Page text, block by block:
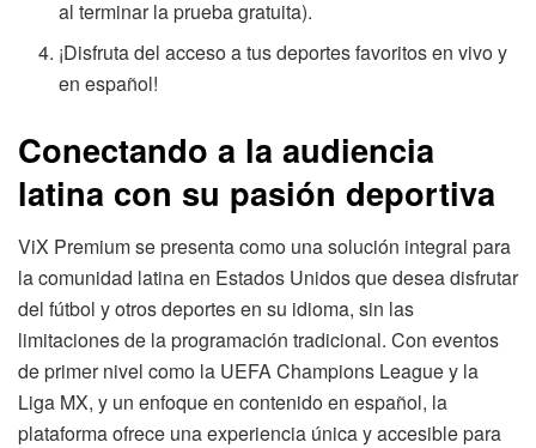
al terminar la prueba gratuita).
¡Disfruta del acceso a tus deportes favoritos en vivo y
en español!
Conectando a la audiencia
latina con su pasión deportiva
ViX Premium se presenta como una solución integral para
la comunidad latina en Estados Unidos que desea disfrutar
del fútbol y otros deportes en su idioma, sin las
limitaciones de la programación tradicional. Con eventos
de primer nivel como la UEFA Champions League y la
Liga MX, y un enfoque en contenido en español, la
plataforma ofrece una experiencia única y accesible para